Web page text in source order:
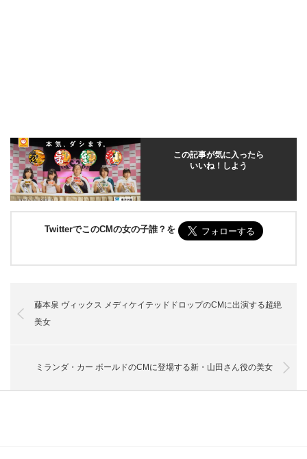
この記事が気に入ったら
いいね！しよう
TwitterでこのCMの女の子誰？を
藤本泉 ヴィックス メディケイテッドドロップのCMに出演する超絶
美女
ミランダ・カー ボールドのCMに登場する新・山田さん役の美女